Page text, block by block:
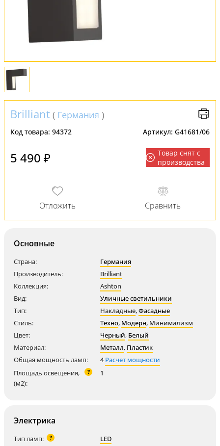
Brilliant ( Германия )
Код товара: 94372 Артикул: G41681/06
5 490 ₽
Товар снят с
производства
Основные
Страна:
Германия
Производитель:
Brilliant
Коллекция:
Ashton
Вид:
Уличные светильники
Тип:
Накладные,Фасадные
Стиль:
Техно, Модерн, Минимализм
Цвет:
Черный, Белый
Материал:
Металл, Пластик
Общая мощность ламп:
4Расчет мощности
Площадь освещения,
(м2):
? 1
Электрика
Тип ламп: ?
LED